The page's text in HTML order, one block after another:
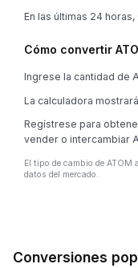
En las últimas 24
Cómo convertir
Ingrese la cantidad de
La calculadora
Regístrese para
vender o intercambiar
El tipo de cambio de ATOM
datos del mercado.
Conversiones